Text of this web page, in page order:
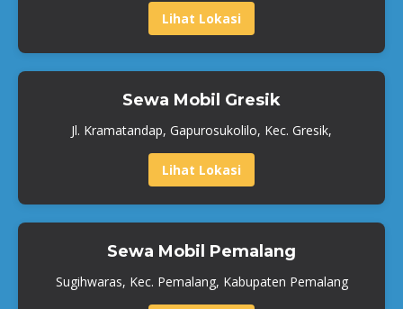
Lihat Lokasi
Sewa Mobil Gresik
Jl. Kramatandap, Gapurosukolilo, Kec. Gresik,
Lihat Lokasi
Sewa Mobil Pemalang
Sugihwaras, Kec. Pemalang, Kabupaten Pemalang